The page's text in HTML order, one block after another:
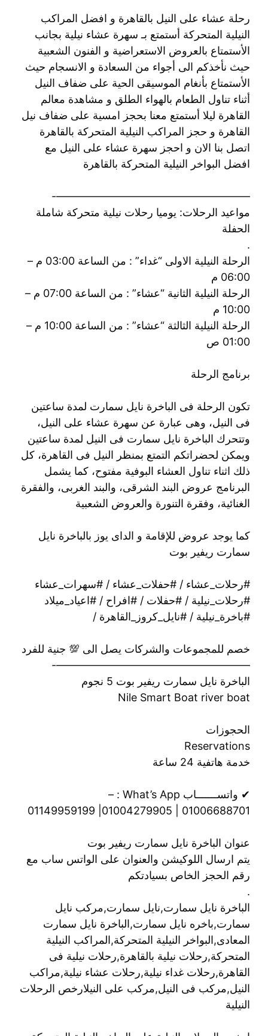
رحلة عشاء على النيل بالقاهرة و افضل المراكب
النيلية المتحركة أستمتع بـ سهرة عشاء نيلية بجانب
الأستمتاع بالعروض الاستعراضية و الفنون الشعبية
حيث نأخذكم الى أجواء من السعادة و الانسجام حيث
الأستمتاع بأنغام الموسيقى الحية على ضفاف النيل
أثناء تناول الطعام بالهواء الطلق و مشاهدة معالم
القاهرة ليلا أستمتع معنا بحجز امسية على ضفاف نيل
القاهرة و حجز المراكب النيلية المتحركة بالقاهرة
اتصل بنا الان و احجز سهرة عشاء على النيل مع
افضل البواخر النيلية المتحركة بالقاهرة
——————————————————-
مواعيد الرحلات: يوميا رحلات نيلية متحركة شاملة
الحفلة
.
الرحلة النيلية الاولى “غداء” : من الساعة 03:00 م –
06:00 م
الرحلة النيلية الثانية “عشاء” : من الساعة 07:00 م –
10:00 م
الرحلة النيلية الثالثة “عشاء” : من الساعة 10:00 م –
01:00 ص
برنامج الرحلة
تكون الرحلة فى الباخرة نايل سمارت لمدة ساعتين
فى النيل، وهى عبارة عن سهرة عشاء على النيل،
وتتحرك الباخرة نايل سمارت فى النيل لمدة ساعتين
ويمكن لحضراتكم التمتع بمنظر النيل فى القاهرة، كل
ذلك اثناء تناول العشاء البوفية مفتوح، كما يشمل
البرنامج عروض البند الشرقى، والبند الغربى، والفقرة
الغنائية، وفقرة التنورة والعروض الشعبية
كما يوجد عروض للإقامة و الداى يوز بالباخرة نايل
سمارت ريفير بوت
#رحلات_عشاء / #حفلات_عشاء / #سهرات_عشاء
#رحلات_نيلية / #حفلات / #افراح / #اعياد_ميلاد
#باخرة_نيلية / #نايل_كروز_القاهرة /
خصم للمجموعات والشركات يصل الى 💯 جنية للفرد
——————————————————-
الباخرة نايل سمارت ريفير بوت 5 نجوم
Nile Smart Boat river boat
الحجوزات
Reservations
خدمة هاتفية 24 ساعة
✔ واتســـــــاب What’s App : –
01006688701 | 01004279905| 01149959199
عنوان الباخرة نايل سمارت ريفير بوت
يتم ارسال اللوكيشن والعنوان على الواتس ساب مع
رقم الحجز الخاص بسيادتكم
.
الباخرة نايل سمارت,نايل سمارت,مركب نايل
سمارت,باخره نايل سمارت,الباخرة نايل سمارت
المعادى,البواخر النيلية المتحركة,المراكب النيلية
المتحركة,رحلات نيلية بالقاهرة,رحلات نيلية فى
القاهرة,رحلات غداء نيلية,رحلات عشاء نيلية,مراكب
النيل,مركب فى النيل,مركب على النيلارخص الرحلات
النيلية